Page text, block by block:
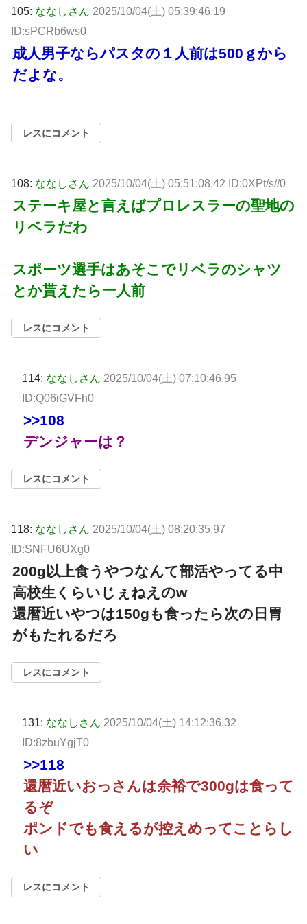
105: ななしさん 2025/10/04(土) 05:39:46.19
ID:sPCRb6ws0
成人男子ならパスタの１人前は500ｇから
だよな。
レスにコメント
108: ななしさん 2025/10/04(土) 05:51:08.42 ID:0XPt/s//0
ステーキ屋と言えばプロレスラーの聖地の
リベラだわ
スポーツ選手はあそこでリベラのシャツ
とか貰えたら一人前
レスにコメント
114: ななしさん 2025/10/04(土) 07:10:46.95
ID:Q06iGVFh0
>>108
デンジャーは？
レスにコメント
118: ななしさん 2025/10/04(土) 08:20:35.97
ID:SNFU6UXg0
200g以上食うやつなんて部活やってる中
高校生くらいじぇねえのw
還暦近いやつは150gも食ったら次の日胃
がもたれるだろ
レスにコメント
131: ななしさん 2025/10/04(土) 14:12:36.32
ID:8zbuYgjT0
>>118
還暦近いおっさんは余裕で300gは食って
るぞ
ポンドでも食えるが控えめってことらし
い
レスにコメント